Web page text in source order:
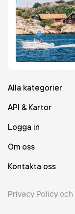
Alla kategorier
API & Kartor
Logga in
Om oss
Kontakta oss
Privacy Policy och